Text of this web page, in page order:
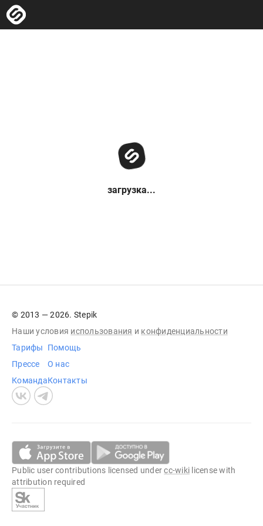
загрузка...
© 2013 — 2026. Stepik
Наши условия использования и конфиденциальности
Тарифы
Прессе
Команда
Помощь
О нас
Контакты
Public user contributions licensed undercc-wiki license with
attribution required